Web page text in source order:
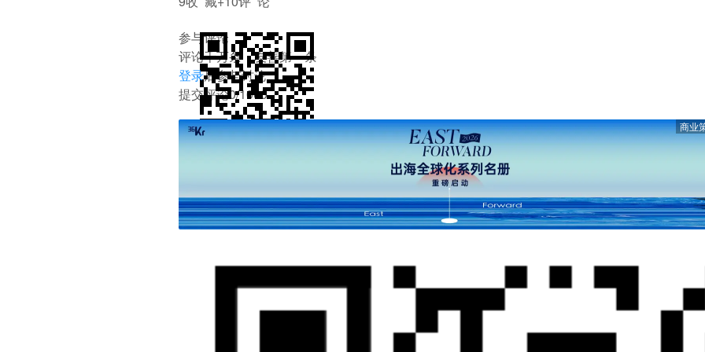
打开微信“扫一扫”，打开网页后点击屏幕右上角分享按钮
举报
参与评论
评论千万条，友善第一条
登录后参与讨论
提交评论 0/1000
商业